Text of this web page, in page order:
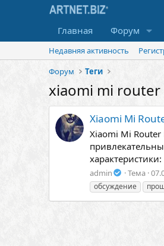
Главная Форум
Недавняя активность
Форум
Теги
xiaomi mi router
Xiaomi Mi
Xiaomi Mi
admin Тема
обсуждение